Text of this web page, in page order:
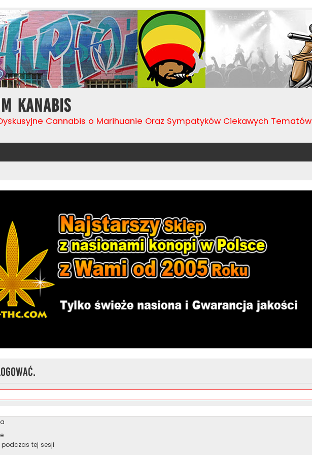
Kanabis
Cannabis o Marihuanie Oraz Sympatyków Ciekawych Tematów
tej sesji